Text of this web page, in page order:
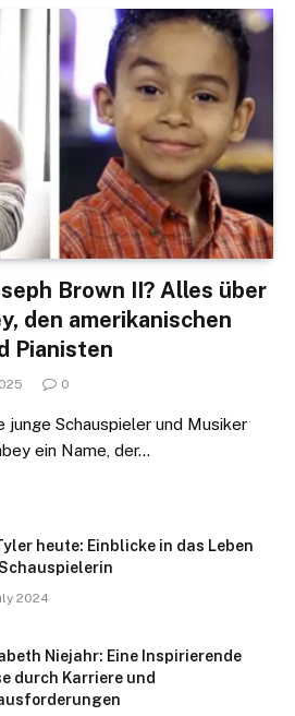
Brown II? Alles über
den amerikanischen
Pianisten
0
junge Schauspieler und Musiker
ein Name, der…
heute: Einblicke in das Leben
2024
Niejahr: Eine Inspirierende
durch Karriere und